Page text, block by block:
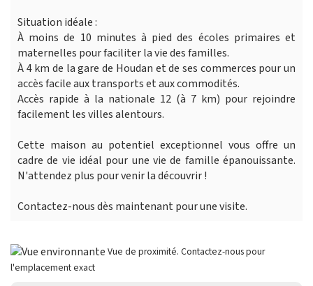
Situation idéale :
À moins de 10 minutes à pied des écoles primaires et
maternelles pour faciliter la vie des familles.
À 4 km de la gare de Houdan et de ses commerces pour un
accès facile aux transports et aux commodités.
Accès rapide à la nationale 12 (à 7 km) pour rejoindre
facilement les villes alentours.
Cette maison au potentiel exceptionnel vous offre un
cadre de vie idéal pour une vie de famille épanouissante.
N'attendez plus pour venir la découvrir !
Contactez-nous dès maintenant pour une visite.
Vue de proximité. Contactez-nous pour
l'emplacement exact